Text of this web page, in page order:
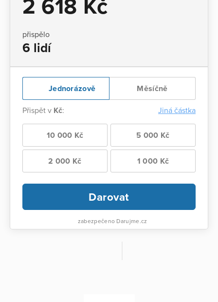
2 618 Kč
přispělo
6 lidí
Jednorázově Měsíčně
Přispět v Kč: Jiná částka
10 000 Kč 5 000 Kč
2 000 Kč 1 000 Kč
Darovat
zabezpečeno Darujme.cz